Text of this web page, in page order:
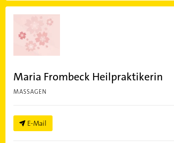
Maria Frombeck Heilpraktikerin
MASSAGEN
E-Mail